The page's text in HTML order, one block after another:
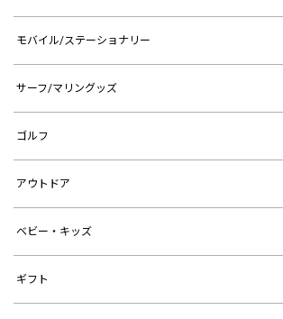
モバイル/ステーショナリー
サーフ/マリングッズ
ゴルフ
アウトドア
ベビー・キッズ
ギフト